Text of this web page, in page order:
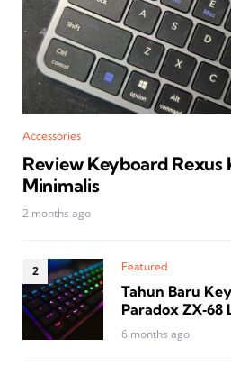
Accessories
Review Keyboard Rexus
Minimalis
2 months ago
Featured
Tahun Baru
Paradox ZX‑68
6 months ago